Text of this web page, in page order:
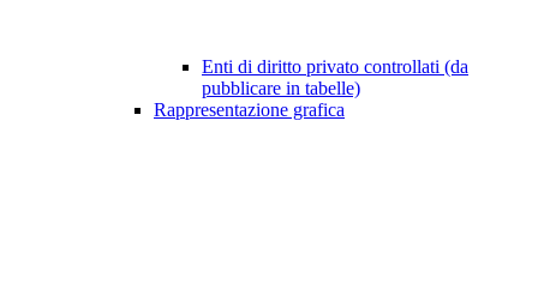
Enti di diritto privato controllati (da
pubblicare in tabelle)
Rappresentazione grafica